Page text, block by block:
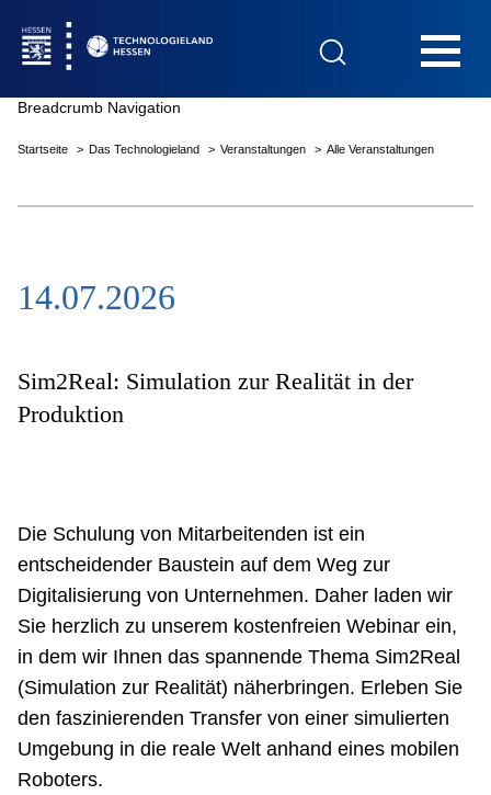
Das Technologieland
Innovationsfelder
Breadcrumb Navigation
Startseite Das Technologieland Veranstaltungen Alle Veranstaltungen
14.07.2026
Sim2Real: Simulation zur Realität in der
Produktion
Die Schulung von Mitarbeitenden ist ein
entscheidender Baustein auf dem Weg zur
Digitalisierung von Unternehmen. Daher laden wir
Sie herzlich zu unserem kostenfreien Webinar ein,
in dem wir Ihnen das spannende Thema Sim2Real
(Simulation zur Realität) näherbringen. Erleben Sie
den faszinierenden Transfer von einer simulierten
Umgebung in die reale Welt anhand eines mobilen
Roboters.